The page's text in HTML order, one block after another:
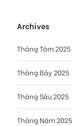
Archives
Tháng Tám 2025
Tháng Bảy 2025
Tháng Sáu 2025
Tháng Năm 2025